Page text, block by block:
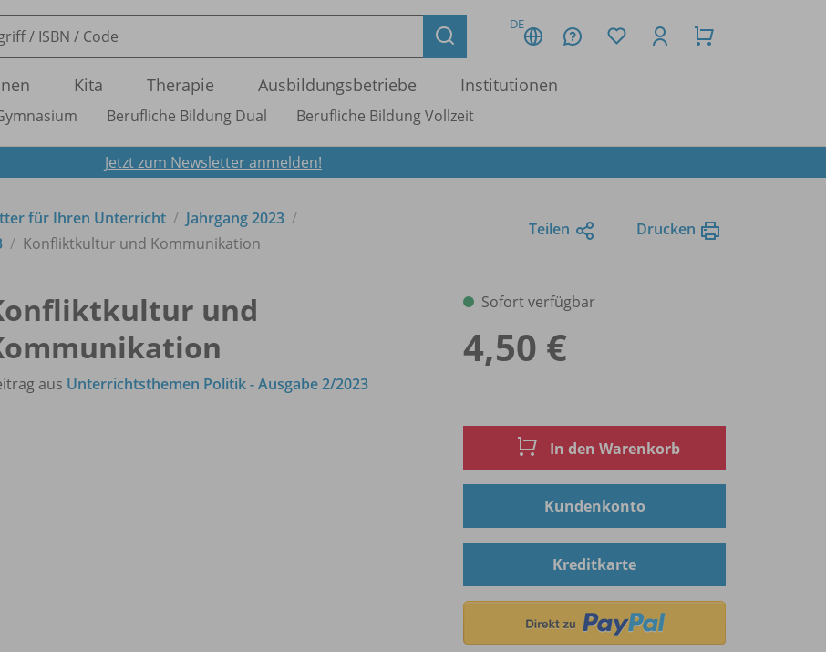
DE
Kita Therapie Ausbildungsbetriebe Institutionen
Berufliche Bildung Dual Berufliche Bildung Vollzeit
Jetzt zum Newsletter anmelden!
für Ihren Unterricht
Jahrgang 2023
Konfliktkultur und Kommunikation
Teilen Drucken
und
aus Unterrichtsthemen Politik - Ausgabe 2/2023
Sofort verfügbar
4,50 €
In den Warenkorb
Kundenkonto
Kreditkarte